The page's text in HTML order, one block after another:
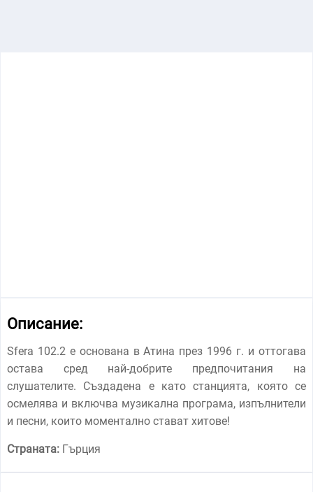
Описание:
Sfera 102.2 е основана в Атина през 1996 г. и оттогава
остава сред най-добрите предпочитания на
слушателите. Създадена е като станцията, която се
осмелява и включва музикална програма, изпълнители
и песни, които моментално стават хитове!
Страната: Гърция